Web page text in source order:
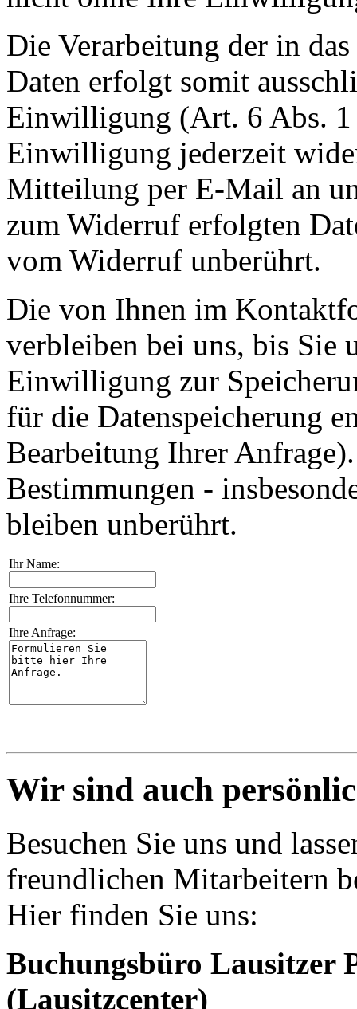
Die Verarbeitung der in
Daten erfolgt somit
Einwilligung (Art. 6 Abs. 1
Einwilligung jederzeit
Mitteilung per E-Mail an
zum Widerruf erfolgten
vom Widerruf unberührt.
Die von Ihnen im
verbleiben bei uns, bis Sie
Einwilligung zur
für die Datenspeicherung
Bearbeitung Ihrer
Bestimmungen -
bleiben unberührt.
Ihr Name:
Ihre Telefonnummer:
Ihre Anfrage:
Wir sind auch
Besuchen Sie uns und
freundlichen Mitarbeitern
Hier finden Sie uns:
Buchungsbüro Lausitzer
(Lausitzcenter)